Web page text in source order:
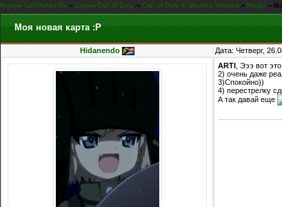
Форум CoDHacks.Ru » Серия Call of Duty » Call of Duty 4: Modern Warfare » Моды »
Моя новая карта :P
Hidanendo Дата: Четверг,
ARTI , Эээ вот
2) очень даже
3)Спокойно))
4) перестрелку
А так давай еще